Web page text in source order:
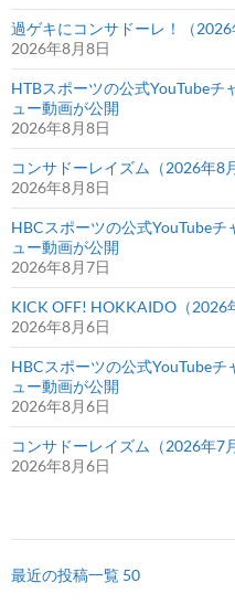
過ゲキにコンサドーレ！（2026
2026年8月8日
HTBスポーツの公式YouTube
ュー動画が公開
2026年8月8日
コンサドーレイズム（2026年8
2026年8月8日
HBCスポーツの公式YouTube
ュー動画が公開
2026年8月7日
KICK OFF! HOKKAIDO（2026
2026年8月6日
HBCスポーツの公式YouTube
ュー動画が公開
2026年8月6日
コンサドーレイズム（2026年7
2026年8月6日
最近の投稿一覧 50